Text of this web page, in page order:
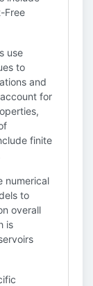
Free
use
to
and
for
finite
numerical
to
overall
is